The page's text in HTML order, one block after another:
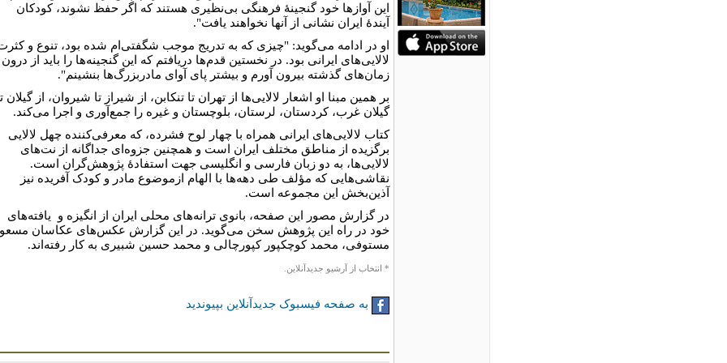
این آوازها خود گنجینۀ فرهنگی بی‌نظیری هستند که اگر حفظ نشوند، کودکان
آیندۀ ایران نشانی از آنها نخواهند یافت".
او در ادامه می‌گوید: "چیزی که به تدریج موجب شگفتی‌ام شده بود، تنوع و
لالایی‌های ایرانی بود. در نخستین قدم‌ها دریافتم که این گنجینه‌ها را باید از درون
زمان‌های گذشته بیرون آورم و بیشتر پای آوای مادربزرگ‌ها بنشینم".
بر همین مبنا او اشعار لالایی‌ها از تهران تا تنکابن، از شیراز تا شیروان، از گیلان
گیلان غرب، کردستان، لرستان، بلوچستان و غیره را جمع‌آوری و اجرا می‌کند.
کتاب لالایی‌های ایرانی همراه با چهار لوح فشرده، که معرفی‌کننده چهل لالایی
برگزیده از مناطق مختلف ایران است و همچنین جزوه‌ای جداگانه از نت‌های
لالایی‌ها، به دو زبان فارسی و انگلیسی جهت استفادۀ پژوهش‌گران ‌است.
نقاشی‌هایی که مؤلف طی دهه‌ها با الهام ازموضوع مادر و کودک آفریده نیز
آذین‌بخش این مجموعه است.
در گزارش مصور این صفحه، بانوی ترانه‌های محلی ایران از انگیزه و یافته‌های
خود در راه این پژوهش سخن می‌گوید. در اين گزارش عکس‌های عکاسان
مستوفی، محمد کوچکپور کپورچالی و محمد حسین شبیری به کار رفته‌اند.
* انتخاب از آرشیو جدیدآنلاین.
به صفحه فیسبوک جدیدآنلاین بپیوندید